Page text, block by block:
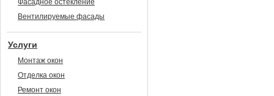
Фасадное остекление
Вентилируемые фасады
Услуги
Монтаж окон
Отделка окон
Ремонт окон